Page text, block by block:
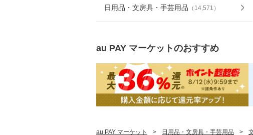
日用品・文房具・手芸用品 （ 14,571 ）
au PAY マーケットのおすすめ
au PAY マーケット > 日用品・文房具・手芸用品 >